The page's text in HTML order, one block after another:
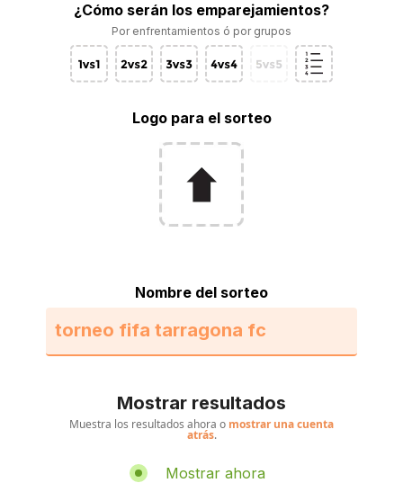
¿Cómo serán los emparejamientos?
Por enfrentamientos ó por grupos
Logo para el sorteo
Nombre del sorteo
Mostrar resultados
Muestra los resultados ahora o mostrar una cuenta
atrás.
Mostrar ahora